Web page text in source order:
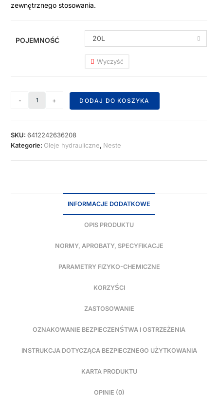
zewnętrznego stosowania.
POJEMNOŚĆ 20L
Wyczyść
- + DODAJ DO KOSZYKA
SKU:6412242636208
Kategorie: Oleje hydrauliczne, Neste
INFORMACJE DODATKOWE
OPIS PRODUKTU
NORMY, APROBATY, SPECYFIKACJE
PARAMETRY FIZYKO-CHEMICZNE
KORZYŚCI
ZASTOSOWANIE
OZNAKOWANIE BEZPIECZENŚTWA I OSTRZEŻENIA
INSTRUKCJA DOTYCZĄCA BEZPIECZNEGO UŻYTKOWANIA
KARTA PRODUKTU
OPINIE (0)